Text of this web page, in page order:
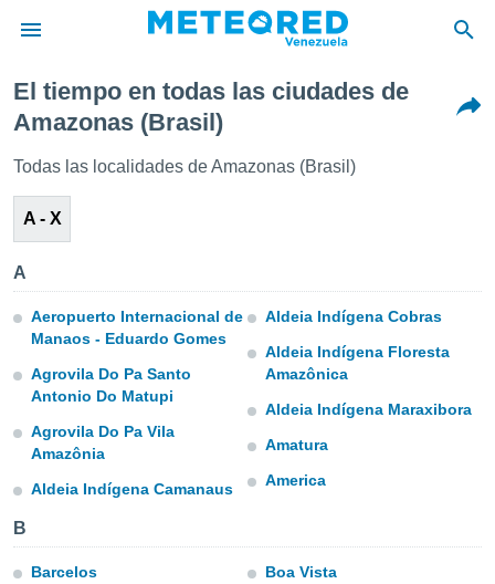
de
ha
por
para
la
calidad.
las
y
digital
basada
permite
El tiempo en todas las ciudades de
Amazonas (Brasil)
Todas las localidades de Amazonas (Brasil)
A - X
A
Aeropuerto Internacional de
Manaos - Eduardo Gomes
Agrovila Do Pa Santo
Antonio Do Matupi
Agrovila Do Pa Vila
Amazônia
Aldeia Indígena Camanaus
Aldeia Indígena Cobras
Aldeia Indígena Floresta
Amazônica
Aldeia Indígena Maraxibora
Amatura
America
B
Barcelos
Boa Vista